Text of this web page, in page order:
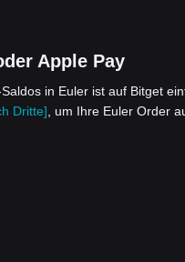
Apple Pay
in Euler ist auf Bitget
Dritte] , um Ihre Euler Order